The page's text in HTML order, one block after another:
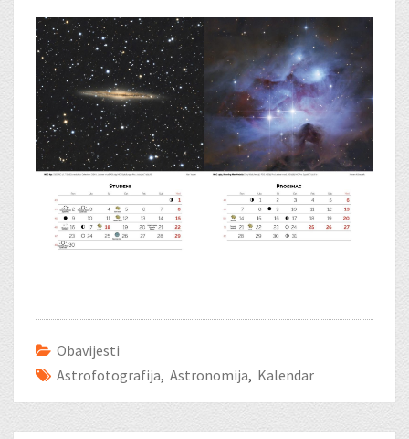
Obavijesti
Astrofotografija, Astronomija, Kalendar